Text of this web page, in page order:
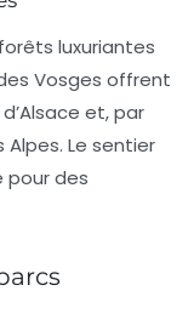
luxuriantes
Vosges offrent
et, par
Le sentier
pour des